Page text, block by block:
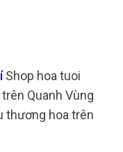
Shop hoa tuoi
Quanh Vùng
thương hoa trên